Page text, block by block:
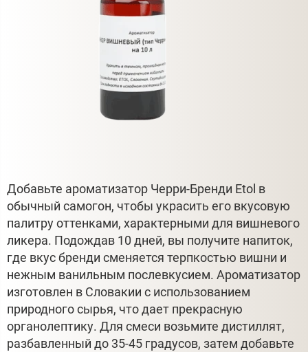
Добавьте ароматизатор Черри-Бренди Etol в
обычный самогон, чтобы украсить его вкусовую
палитру оттенками, характерными для вишневого
ликера. Подождав 10 дней, вы получите напиток,
где вкус бренди сменяется терпкостью вишни и
нежным ванильным послевкусием. Ароматизатор
изготовлен в Словакии с использованием
природного сырья, что дает прекрасную
органолептику. Для смеси возьмите дистиллят,
разбавленный до 35-45 градусов, затем добавьте